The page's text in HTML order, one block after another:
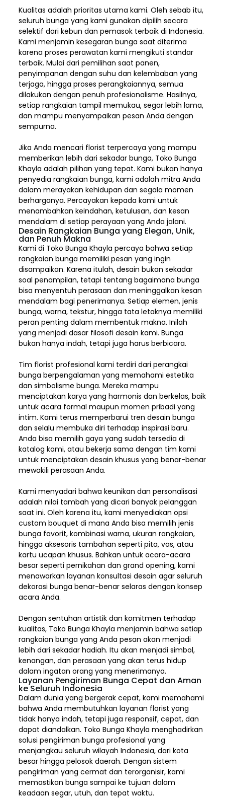
Kualitas adalah prioritas utama kami. Oleh sebab itu,
seluruh bunga yang kami gunakan dipilih secara
selektif dari kebun dan pemasok terbaik di Indonesia.
Kami menjamin kesegaran bunga saat diterima
karena proses perawatan kami mengikuti standar
terbaik. Mulai dari pemilihan saat panen,
penyimpanan dengan suhu dan kelembaban yang
terjaga, hingga proses perangkaiannya, semua
dilakukan dengan penuh profesionalisme. Hasilnya,
setiap rangkaian tampil memukau, segar lebih lama,
dan mampu menyampaikan pesan Anda dengan
sempurna.
Jika Anda mencari florist terpercaya yang mampu
memberikan lebih dari sekadar bunga, Toko Bunga
Khayla adalah pilihan yang tepat. Kami bukan hanya
penyedia rangkaian bunga, kami adalah mitra Anda
dalam merayakan kehidupan dan segala momen
berharganya. Percayakan kepada kami untuk
menambahkan keindahan, ketulusan, dan kesan
mendalam di setiap perayaan yang Anda jalani.
Desain Rangkaian Bunga yang Elegan, Unik,
dan Penuh Makna
Kami di Toko Bunga Khayla percaya bahwa setiap
rangkaian bunga memiliki pesan yang ingin
disampaikan. Karena itulah, desain bukan sekadar
soal penampilan, tetapi tentang bagaimana bunga
bisa menyentuh perasaan dan meninggalkan kesan
mendalam bagi penerimanya. Setiap elemen, jenis
bunga, warna, tekstur, hingga tata letaknya memiliki
peran penting dalam membentuk makna. Inilah
yang menjadi dasar filosofi desain kami. Bunga
bukan hanya indah, tetapi juga harus berbicara.
Tim florist profesional kami terdiri dari perangkai
bunga berpengalaman yang memahami estetika
dan simbolisme bunga. Mereka mampu
menciptakan karya yang harmonis dan berkelas, baik
untuk acara formal maupun momen pribadi yang
intim. Kami terus memperbarui tren desain bunga
dan selalu membuka diri terhadap inspirasi baru.
Anda bisa memilih gaya yang sudah tersedia di
katalog kami, atau bekerja sama dengan tim kami
untuk menciptakan desain khusus yang benar-benar
mewakili perasaan Anda.
Kami menyadari bahwa keunikan dan personalisasi
adalah nilai tambah yang dicari banyak pelanggan
saat ini. Oleh karena itu, kami menyediakan opsi
custom bouquet di mana Anda bisa memilih jenis
bunga favorit, kombinasi warna, ukuran rangkaian,
hingga aksesoris tambahan seperti pita, vas, atau
kartu ucapan khusus. Bahkan untuk acara-acara
besar seperti pernikahan dan grand opening, kami
menawarkan layanan konsultasi desain agar seluruh
dekorasi bunga benar-benar selaras dengan konsep
acara Anda.
Dengan sentuhan artistik dan komitmen terhadap
kualitas, Toko Bunga Khayla menjamin bahwa setiap
rangkaian bunga yang Anda pesan akan menjadi
lebih dari sekadar hadiah. Itu akan menjadi simbol,
kenangan, dan perasaan yang akan terus hidup
dalam ingatan orang yang menerimanya.
Layanan Pengiriman Bunga Cepat dan Aman
ke Seluruh Indonesia
Dalam dunia yang bergerak cepat, kami memahami
bahwa Anda membutuhkan layanan florist yang
tidak hanya indah, tetapi juga responsif, cepat, dan
dapat diandalkan. Toko Bunga Khayla menghadirkan
solusi pengiriman bunga profesional yang
menjangkau seluruh wilayah Indonesia,dari kota
besar hingga pelosok daerah. Dengan sistem
pengiriman yang cermat dan terorganisir, kami
memastikan bunga sampai ke tujuan dalam
keadaan segar, utuh, dan tepat waktu.